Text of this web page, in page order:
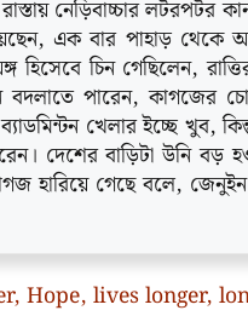
নেড়িবাচ্চার লটরপটর
এক বার পাহাড়
চিন গেছিলেন,
বদলাতে পারেন, কাগজের
খেলার ইচ্ছে খুব,
দেশের বাড়িটা উনি
হারিয়ে গেছে বলে,
, Hope, lives longer,